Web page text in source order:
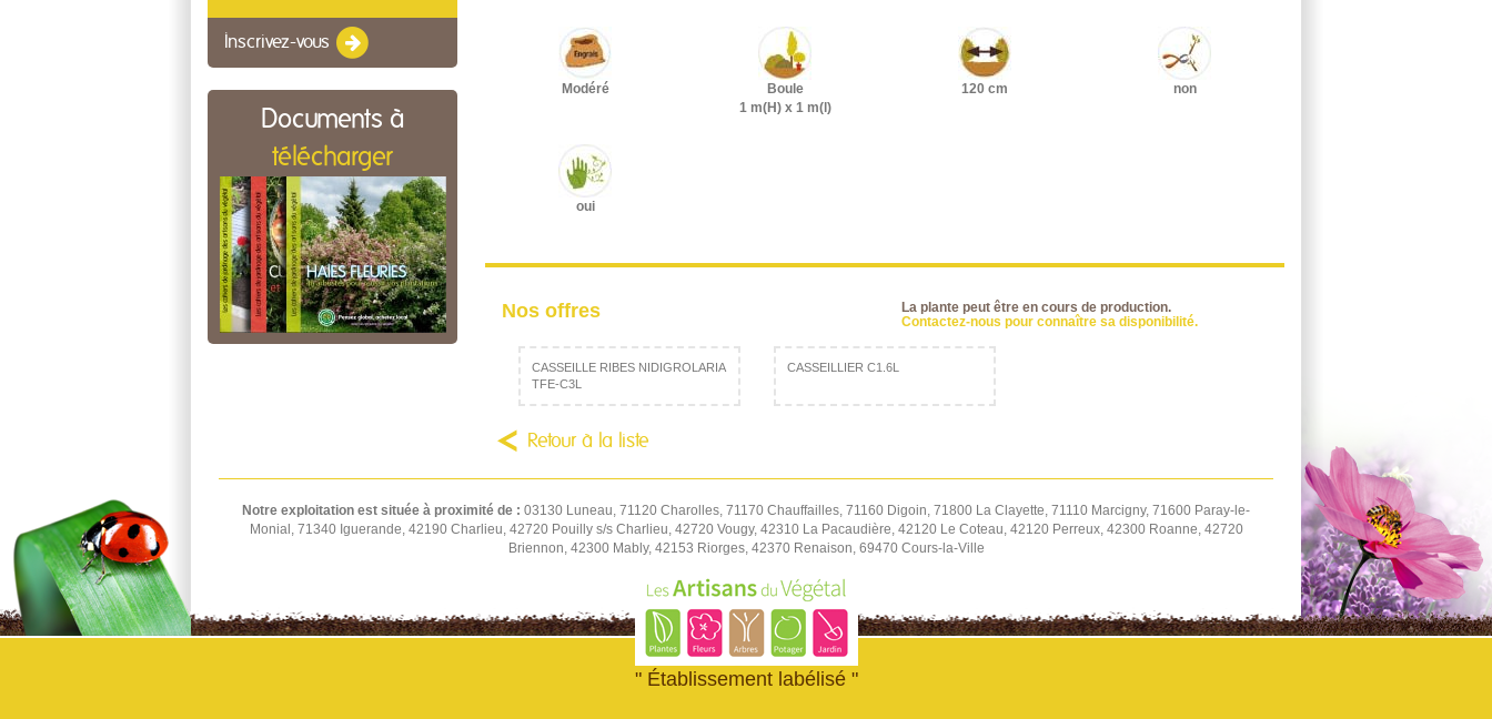
Inscrivez-vous
Documents à
télécharger
Modéré
Boule
1 m(H) x 1 m(l)
120 cm non
oui
Nos offres
La plante peut être en cours de production.
Contactez-nous pour connaître sa disponibilité.
CASSEILLE RIBES NIDIGROLARIA
TFE-C3L
CASSEILLIER C1.6L
Retour à la liste
Notre exploitation est située à proximité de : 03130 Luneau, 71120 Charolles, 71170 Chauffailles, 71160 Digoin, 71800 La Clayette, 71110 Marcigny, 71600 Paray-le-
Monial, 71340 Iguerande, 42190 Charlieu, 42720 Pouilly s/s Charlieu, 42720 Vougy, 42310 La Pacaudière, 42120 Le Coteau, 42120 Perreux, 42300 Roanne, 42720
Briennon, 42300 Mably, 42153 Riorges, 42370 Renaison, 69470 Cours-la-Ville
" Établissement labélisé "